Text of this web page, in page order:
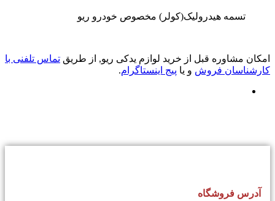
تسمه هیدرولیک(کولر) مخصوص خودرو ریو
امکان مشاوره قبل از خرید لوازم یدکی ریو, از طریق تماس تلفنی با
کارشناسان فروش و یا پیج اینستاگرام.
آدرس فروشگاه